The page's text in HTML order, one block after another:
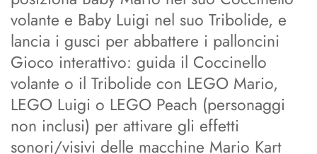
volante e Baby Luigi nel suo Tribolide, e
lancia i gusci per abbattere i palloncini
Gioco interattivo: guida il Coccinello
volante o il Tribolide con LEGO Mario,
LEGO Luigi o LEGO Peach (personaggi
non inclusi) per attivare gli effetti
sonori/visivi delle macchine Mario Kart